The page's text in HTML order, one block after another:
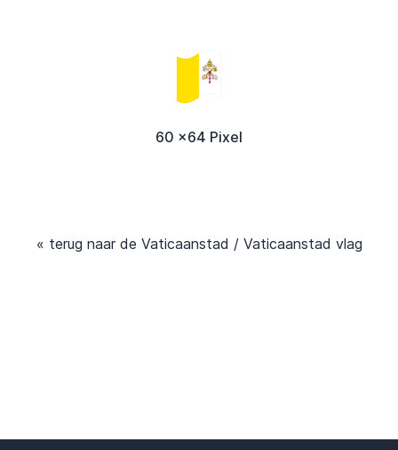
60 x64 Pixel
« terug naar de Vaticaanstad / Vaticaanstad vlag